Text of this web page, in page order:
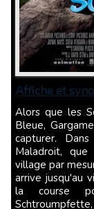
Affiche et
Alors que les Schtroumpfs préparent la fête de la Lune
Bleue,
capturer.
Maladroit,
village par
arrive jusqu'au
la course